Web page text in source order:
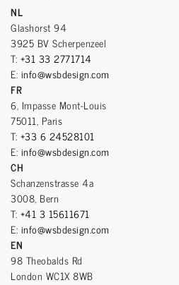
NL
Glashorst 94
3925 BV Scherpenzeel
T: +31 33 2771714
E: info@wsbdesign.com
FR
6, Impasse Mont-Louis
75011, Paris
T: +33 6 24528101
E: info@wsbdesign.com
CH
Schanzenstrasse 4a
3008, Bern
T: +41 3 15611671
E: info@wsbdesign.com
EN
98 Theobalds Rd
London WC1X 8WB